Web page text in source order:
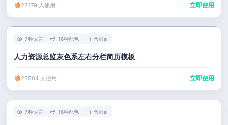
23179 人使用 立即使用
7种语言 16种配色 含封面
人力资源总监灰色系左右分栏简历模板
23504 人使用 立即使用
7种语言 16种配色 含封面